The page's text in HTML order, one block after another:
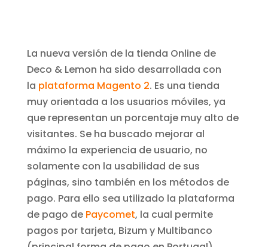
La nueva versión de la tienda Online de
Deco & Lemon ha sido desarrollada con
la plataforma Magento 2. Es una tienda
muy orientada a los usuarios móviles, ya
que representan un porcentaje muy alto de
visitantes. Se ha buscado mejorar al
máximo la experiencia de usuario, no
solamente con la usabilidad de sus
páginas, sino también en los métodos de
pago. Para ello sea utilizado la plataforma
de pago de Paycomet, la cual permite
pagos por tarjeta, Bizum y Multibanco